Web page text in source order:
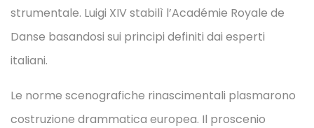
strumentale. Luigi XIV stabilì l’Académie Royale de
Danse basandosi sui principi definiti dai esperti
italiani.
Le norme scenografiche rinascimentali plasmarono
costruzione drammatica europea. Il proscenio